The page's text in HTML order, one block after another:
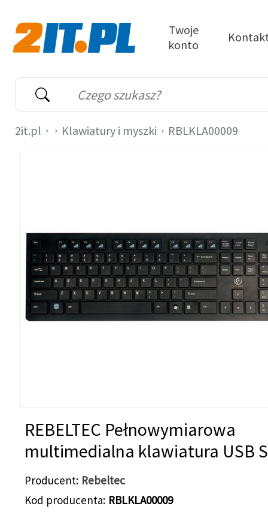
Wyszukiwarka
Słowo kluczowe
Twoje
konto
2it.pl Klawiatury i myszki RBLKLA00009
REBELTEC Pełnowymiarowa
multimedialna klawiatura USB
Producent Rebeltec
Kod producenta RBLKLA00009